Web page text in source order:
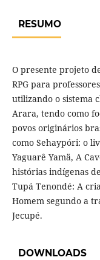
RESUMO
O presente projeto
RPG para
utilizando o sistema
Arara, tendo como
povos originários
como Sehaypóri: o
Yaguarê Yamä, A
histórias indígenas
Tupá Tenondé: A
Homem segundo a
Jecupé.
DOWNLOADS